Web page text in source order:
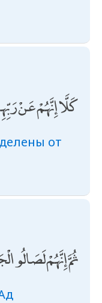
كَلَّا إِنَّهُمْ عَنْ
от
ثُمَّ إِنَّهُمْ لَصَالُو